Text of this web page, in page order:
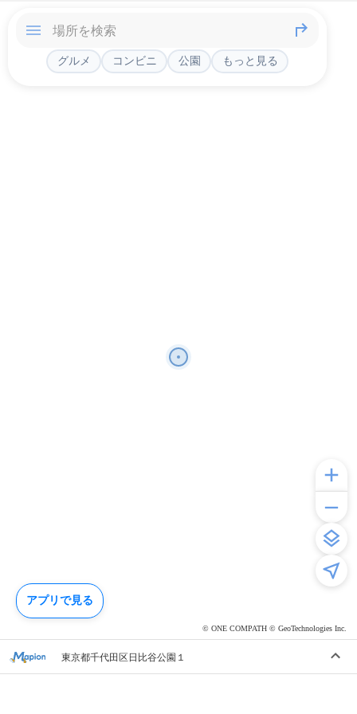
© ONE COMPATH © GeoTechnologies Inc.
グルメ コンビニ 公園 もっと見る
東京都千代田区日比谷公園１
アプリで見る